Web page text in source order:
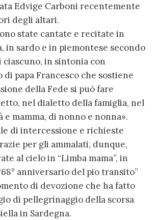
Edvige Carboni recentemente
degli altari.
state cantate e recitate in
in sardo e in piemontese secondo
in sintonia con
di papa Francesco che sostiene
della Fede si può fare
nel dialetto della famiglia, nel
e mamma, di nonno e nonna».
di intercessione e richieste
per gli ammalati, dunque,
al cielo in “Limba mama”, in
anniversario del pio transito”
di devozione che ha fatto
di pellegrinaggio della scorsa
in Sardegna.